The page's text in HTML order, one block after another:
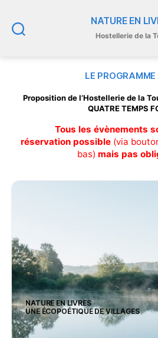
NATURE EN
Hostellerie de la
LE
Proposition de l’Hostellerie de la
QUATRE TEMPS
Tous les évènements
réservation possible (via
bas) mais pas
NATURE EN LIVRES
UNE ÉCOPOÉTIQUE DE VILLAGES